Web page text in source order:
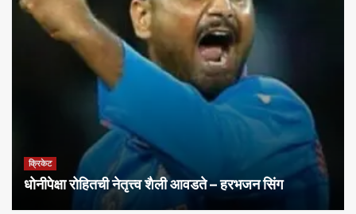
क्रिकेट
धोनीपेक्षा रोहितची नेतृत्त्व शैली आवडते – हरभजन सिंग